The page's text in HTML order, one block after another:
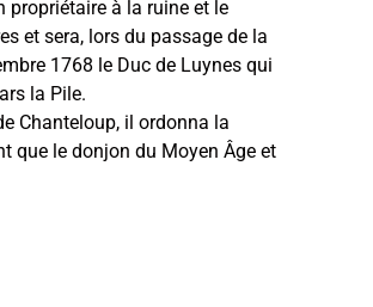
à la ruine et le
et sera, lors du passage de la
1768 le Duc de Luynes qui
la Pile.
Chanteloup, il ordonna la
que le donjon du Moyen Âge et